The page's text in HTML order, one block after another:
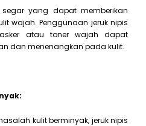
yang dapat memberikan
wajah. Penggunaan jeruk nipis
atau toner wajah dapat
dan menenangkan pada kulit.
kulit berminyak, jeruk nipis